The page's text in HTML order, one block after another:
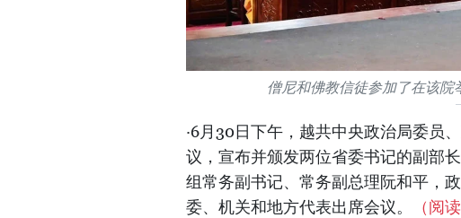
僧尼和佛教信徒参加了在该
·6月30日下午，越共中央政治局委员
议，宣布并颁发两位省委书记的副部
组常务副书记、常务副总理阮和平，
委、机关和地方代表出席会议。
（阅